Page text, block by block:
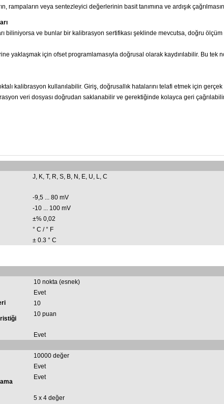
rampaların veya sentezleyici değerlerinin basit tanımına ve ardışık
biliniyorsa ve bunlar bir kalibrasyon sertifikası şeklinde mevcutsa, doğru ölçüm
yaklaşmak için ofset programlamasıyla doğrusal olarak kaydırılabilir. Bu tek
kalibrasyon kullanılabilir. Giriş, doğrusallık hatalarını telafi etmek için
veri dosyası doğrudan saklanabilir ve gerektiğinde kolayca geri
J, K, T, R, S, B, N, E, U, L, C
-9,5 ... 80 mV
-10 ... 100 mV
±% 0,02
° C / ° F
± 0.3 ° C
10 nokta (esnek)
Evet
10
10 puan
Evet
10000 değer
Evet
Evet
5 x 4 değer